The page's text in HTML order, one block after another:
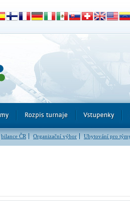
bilance ČR Organizační výbor Ubytování pro